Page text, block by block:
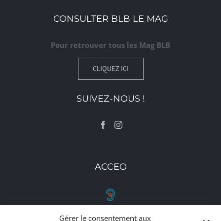
Gérer le consentement aux
CONSULTER BLB LE MAG
Pour retrouver tous les Mag BLB
CLIQUEZ ICI
SUIVEZ-NOUS !
ACCEO